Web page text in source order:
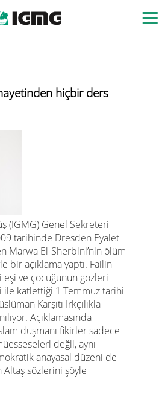
hiçbir ders
(IGMG) Genel Sekreteri
tarihinde Dresden Eyalet
Marwa El-Sherbini’nin ölüm
bir açıklama yaptı. Failin
eşi ve çocuğunun gözleri
ile katlettiği 1 Temmuz tarihi
Karşıtı Irkçılıkla
Açıklamasında
düşmanı fikirler sadece
değil, aynı
anayasal düzeni de
sözlerini şöyle